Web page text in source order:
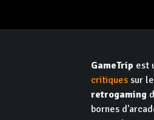
GameTrip est
critiques sur
retrogaming
bornes